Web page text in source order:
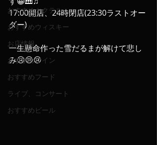
おすすめカクテル
おすすめウィスキー
お店情報
おすすめワイン
おすすめフード
ライブ、コンサート
おすすめビール
17:00開店、24時閉店(23:30ラストオー
ダー)
一生懸命作った雪だるまが解けて悲し
み😢😢😢